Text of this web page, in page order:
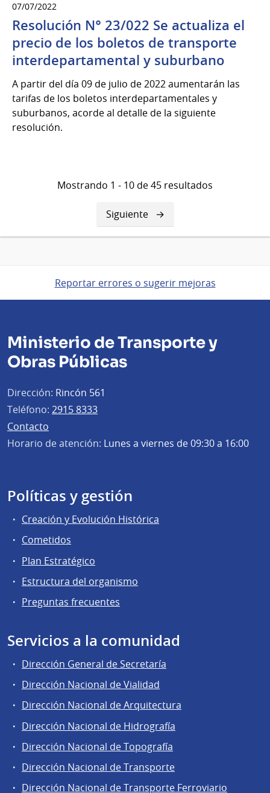
07/07/2022
Resolución N° 23/022 Se actualiza el
precio de los boletos de transporte
interdepartamental y suburbano
A partir del día 09 de julio de 2022 aumentarán las
tarifas de los boletos interdepartamentales y
suburbanos, acorde al detalle de la siguiente
resolución.
Mostrando 1 - 10 de 45 resultados
Siguiente
página
Siguiente
Reportar errores o sugerir mejoras
Ministerio de Transporte y
Obras Públicas
Dirección: Rincón 561
Teléfono: 2915 8333
Contacto
Horario de atención: Lunes a viernes de 09:30 a 16:00
Políticas y gestión
Creación y Evolución Histórica
Cometidos
Plan Estratégico
Estructura del organismo
Preguntas frecuentes
Servicios a la comunidad
Dirección General de Secretaría
Dirección Nacional de Vialidad
Dirección Nacional de Arquitectura
Dirección Nacional de Hidrografía
Dirección Nacional de Topografía
Dirección Nacional de Transporte
Dirección Nacional de Transporte Ferroviario